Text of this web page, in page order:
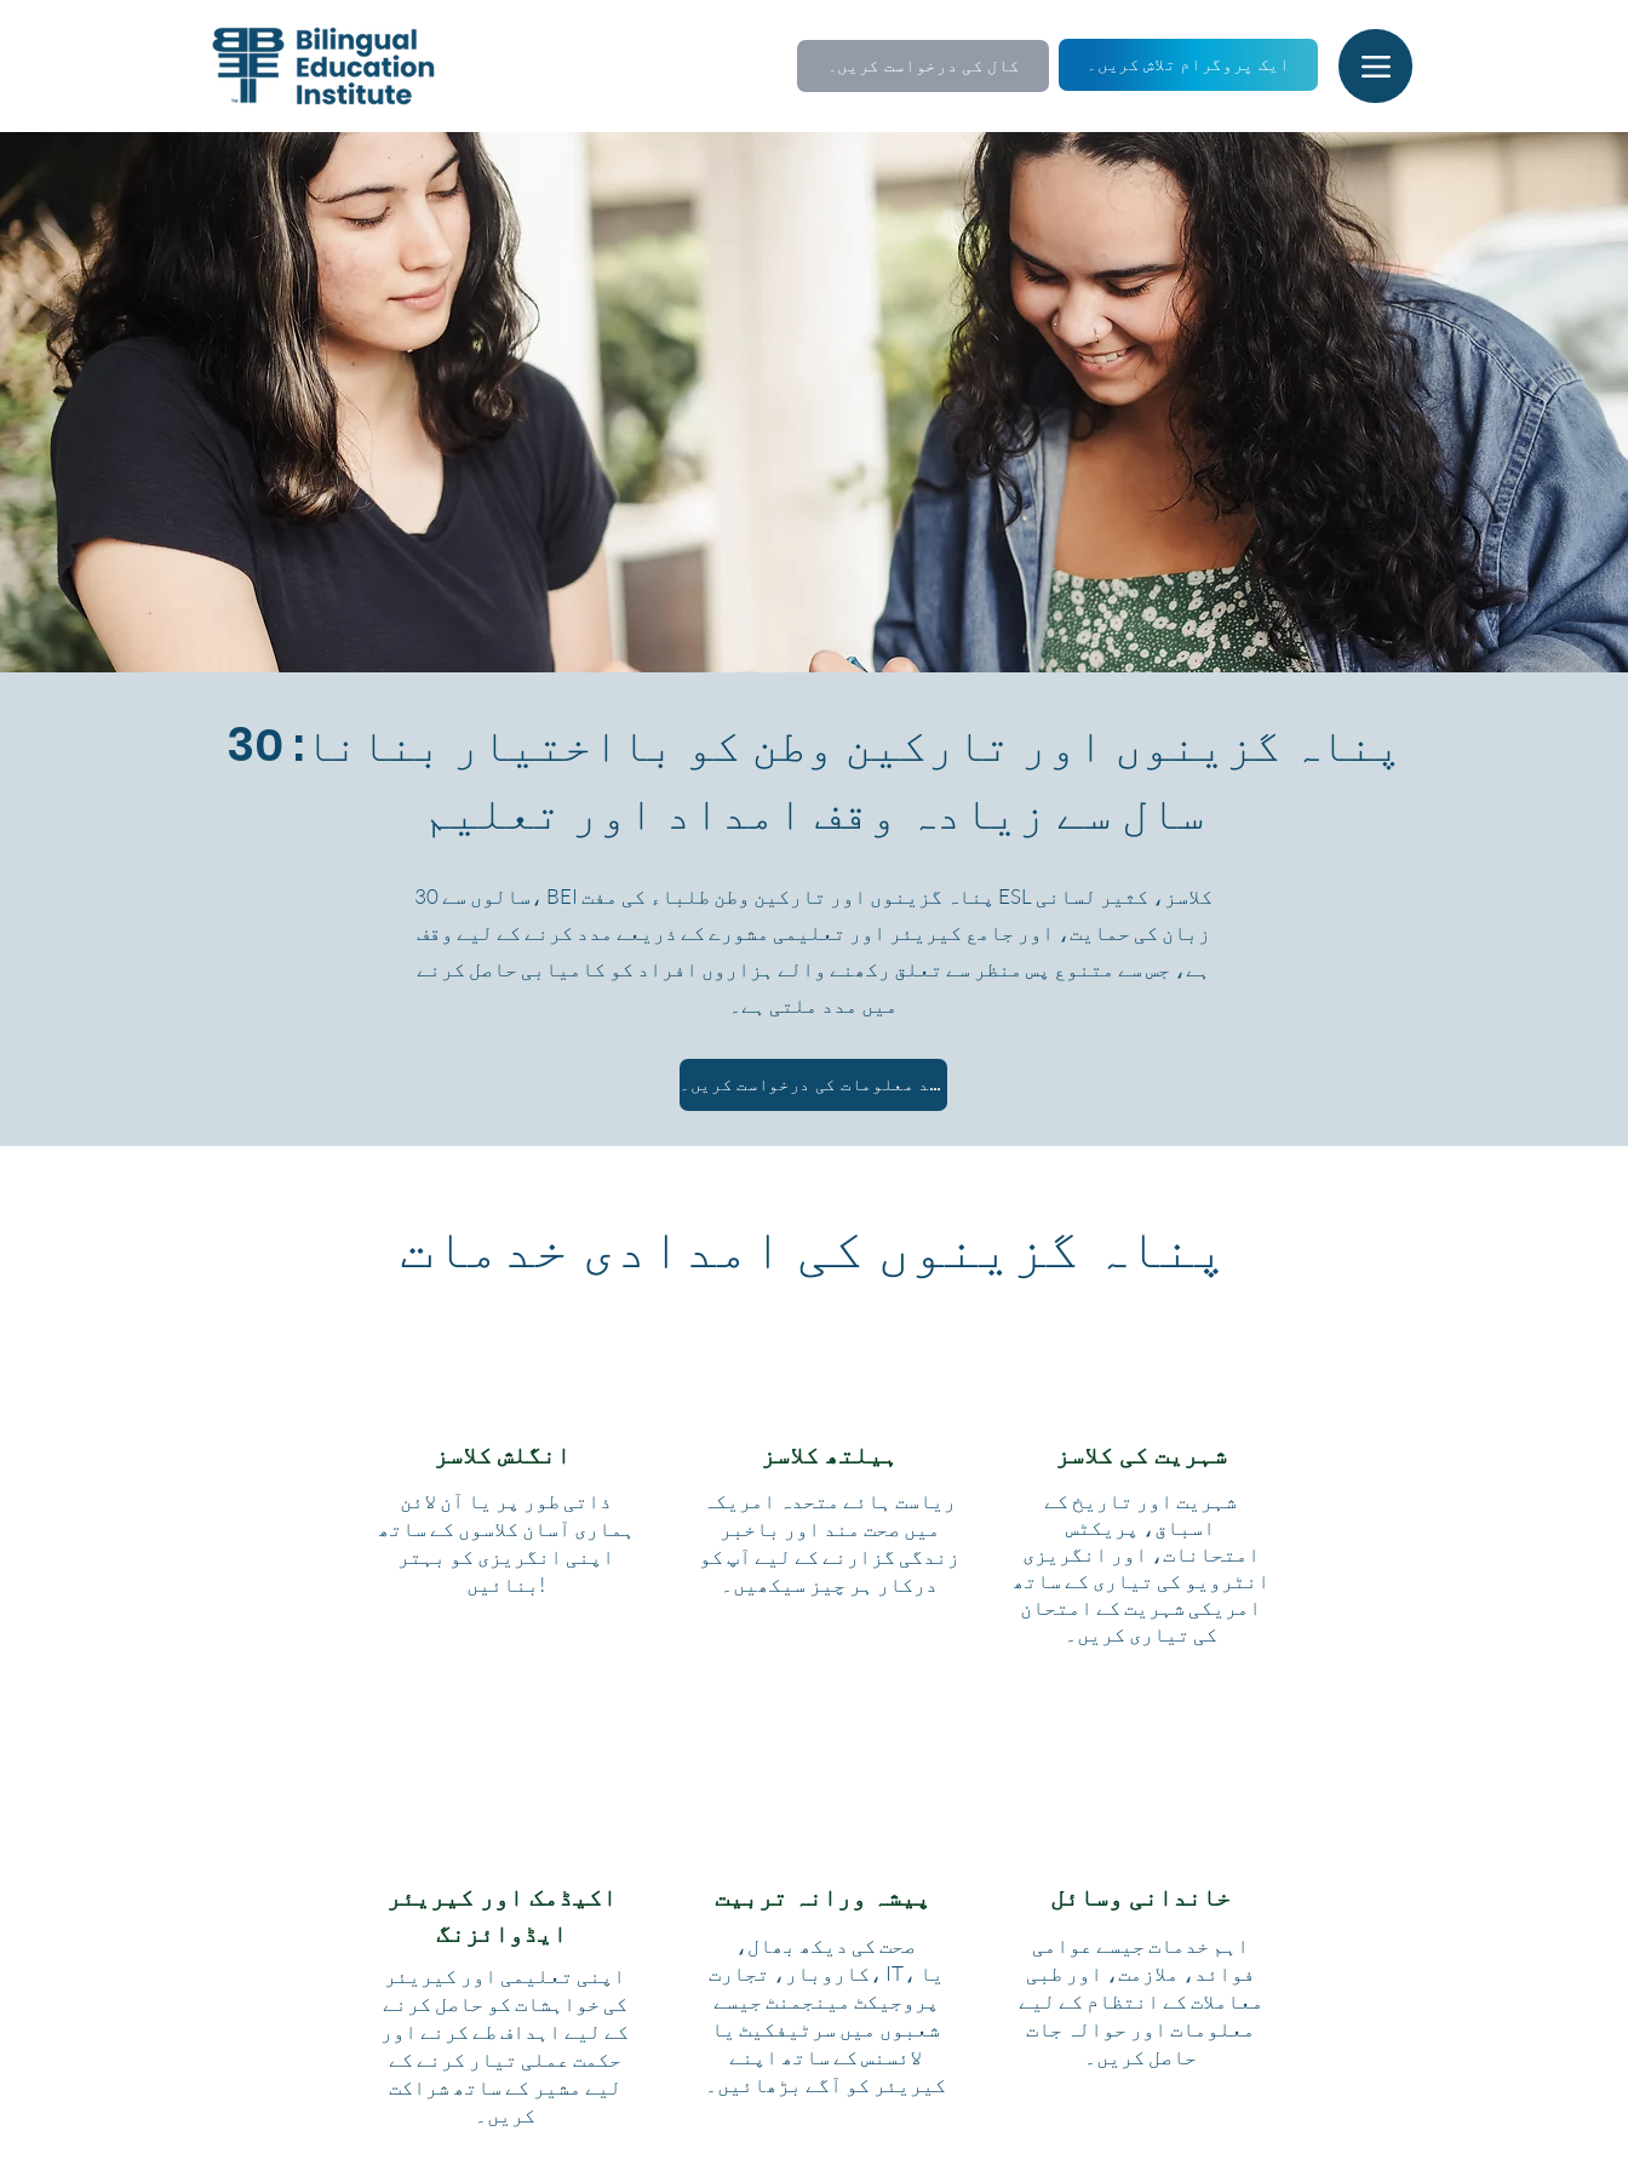
کال کی درخواست کریں۔ ایک پروگرام تلاش کریں۔
پناہ گزینوں اور تارکین وطن کو بااختیار بنانا: 30
سال سے زیادہ وقف امداد اور تعلیم
30 سالوں سے، BEI پناہ گزینوں اور تارکین وطن طلباء کی مفت ESL کلاسز، کثیر لسانی
زبان کی حمایت، اور جامع کیریئر اور تعلیمی مشورے کے ذریعے مدد کرنے کے لیے وقف
ہے، جس سے متنوع پس منظر سے تعلق رکھنے والے ہزاروں افراد کو کامیابی حاصل کرنے
میں مدد ملتی ہے۔
مزید معلومات کی درخواست کریں۔
پناہ گزینوں کی امدادی خدمات
انگلش کلاسز
ذاتی طور پر یا آن لائن
ہماری آسان کلاسوں کے ساتھ
اپنی انگریزی کو بہتر
بنائیں!
ہیلتھ کلاسز
ریاست ہائے متحدہ امریکہ
میں صحت مند اور باخبر
زندگی گزارنے کے لیے آپ کو
درکار ہر چیز سیکھیں۔
شہریت کی کلاسز
شہریت اور تاریخ کے
اسباق، پریکٹس
امتحانات، اور انگریزی
انٹرویو کی تیاری کے ساتھ
امریکی شہریت کے امتحان
کی تیاری کریں۔
اکیڈمک اور کیریئر
ایڈوائزنگ
اپنی تعلیمی اور کیریئر
کی خواہشات کو حاصل کرنے
کے لیے اہداف طے کرنے اور
حکمت عملی تیار کرنے کے
لیے مشیر کے ساتھ شراکت
کریں۔
پیشہ ورانہ تربیت
صحت کی دیکھ بھال،
کاروبار، تجارت، IT، یا
پروجیکٹ مینجمنٹ جیسے
شعبوں میں سرٹیفکیٹ یا
لائسنس کے ساتھ اپنے
کیریئر کو آگے بڑھائیں۔
خاندانی وسائل
اہم خدمات جیسے عوامی
فوائد، ملازمت، اور طبی
معاملات کے انتظام کے لیے
معلومات اور حوالہ جات
حاصل کریں۔